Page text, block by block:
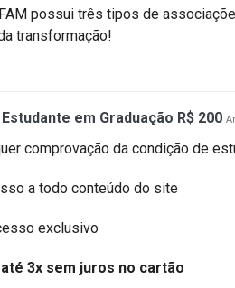
possui três tipos de
transformação!
Estudante em Graduação R$ 200
comprovação da condição de
a todo conteúdo do site
exclusivo
3x sem juros no cartão